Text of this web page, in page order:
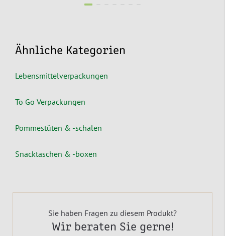
Ähnliche Kategorien
Lebensmittelverpackungen
To Go Verpackungen
Pommestüten & -schalen
Snacktaschen & -boxen
Sie haben Fragen zu diesem Produkt?
Wir beraten Sie gerne!